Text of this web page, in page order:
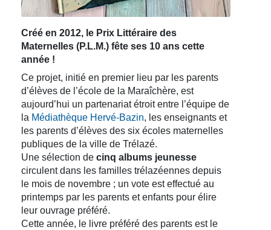
Créé en 2012, le Prix Littéraire des
Maternelles (P.L.M.) fête ses 10 ans cette
année !
Ce projet, initié en premier lieu par les parents
d’élèves de l’école de la Maraîchère, est
aujourd’hui un partenariat étroit entre l’équipe de
la Médiathèque Hervé-Bazin, les enseignants et
les parents d’élèves des six écoles maternelles
publiques de la ville de Trélazé.
Une sélection de cinq albums jeunesse
circulent dans les familles trélazéennes depuis
le mois de novembre ; un vote est effectué au
printemps par les parents et enfants pour élire
leur ouvrage préféré.
Cette année, le livre préféré des parents est le